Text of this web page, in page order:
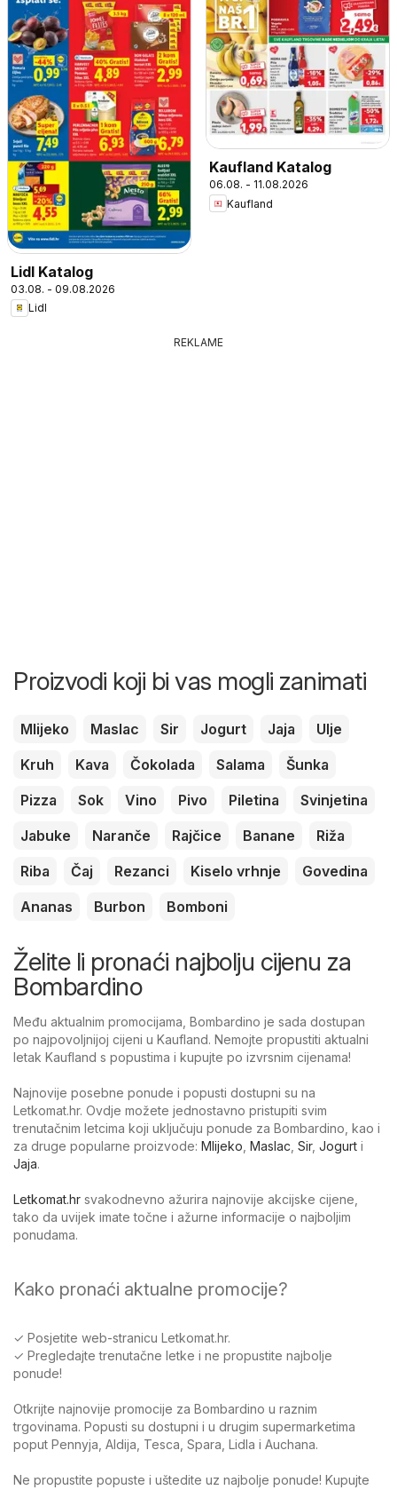
Lidl Katalog
03.08. - 09.08.2026
Lidl
Kaufland Katalog
06.08. - 11.08.2026
Kaufland
REKLAME
Proizvodi koji bi vas mogli zanimati
Mlijeko Maslac Sir Jogurt Jaja
Ulje
Kruh
Kava Čokolada Salama
Šunka
Pizza
Sok Vino Pivo Piletina
Svinjetina
Jabuke
Naranče Rajčice Banane
Riža
Riba
Čaj Rezanci Kiselo vrhnje
Govedina
Ananas
Burbon Bomboni
Želite li pronaći najbolju cijenu za
Bombardino
Među aktualnim promocijama, Bombardino je sada dostupan
po najpovoljnijoj cijeni u Kaufland. Nemojte propustiti aktualni
letak Kaufland s popustima i kupujte po izvrsnim cijenama!
Najnovije posebne ponude i popusti dostupni su na
Letkomat.hr. Ovdje možete jednostavno pristupiti svim
trenutačnim letcima koji uključuju ponude za Bombardino, kao i
za druge popularne proizvode: Mlijeko Maslac Sir, Jogurt i
Jaja.
Letkomat.hr svakodnevno ažurira najnovije akcijske cijene,
tako da uvijek imate točne i ažurne informacije o najboljim
ponudama.
Kako pronaći aktualne promocije?
✓ Posjetite web-stranicu Letkomat.hr.
✓ Pregledajte trenutačne letke i ne propustite najbolje
ponude!
Otkrijte najnovije promocije za Bombardino u raznim
trgovinama. Popusti su dostupni i u drugim supermarketima
poput Pennyja, Aldija, Tesca, Spara, Lidla i Auchana.
Ne propustite popuste i uštedite uz najbolje ponude! Kupujte